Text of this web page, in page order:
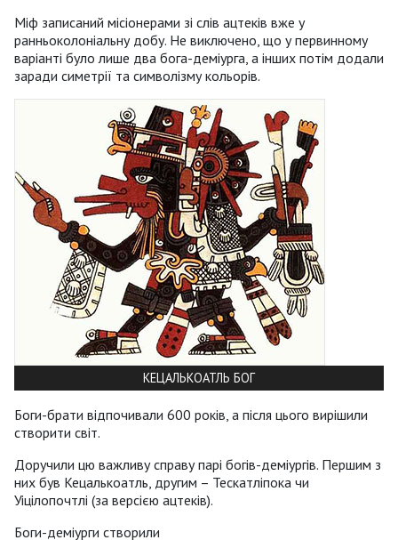
Міф записаний місіонерами зі слів ацтеків вже у
ранньоколоніальну добу. Не виключено, що у первинному
варіанті було лише два бога-деміурга, а інших потім додали
заради симетрії та символізму кольорів.
КЕЦАЛЬКОАТЛЬ БОГ
Боги-брати відпочивали 600 років, а після цього вирішили
створити світ.
Доручили цю важливу справу парі богів-деміургів. Першим з
них був Кецалькоатль, другим – Тескатліпока чи
Уіцілопочтлі (за версією ацтеків).
Боги-деміурги створили